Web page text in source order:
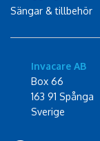
Sängar & tillbehör
Invacare AB
Box 66
163 91 Spånga
Sverige